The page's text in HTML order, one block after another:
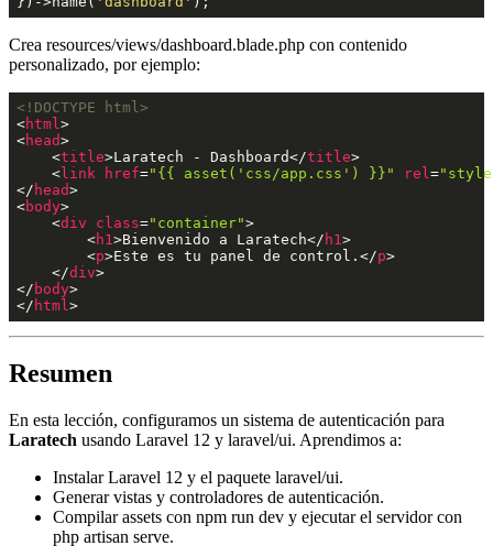
Crea resources/views/dashboard.blade.php con contenido
personalizado, por ejemplo:
<!DOCTYPE html>
<html>
<head>
<title>Laratech - Dashboard</title>
<link href="{{ asset('css/app.css') }}" rel=
</ head>
<body>
<div class="container">
<h1>Bienvenido a Laratech</ h1>
<p>Este es tu panel de control. </p>
</div>
</ body>
</ html>
Resumen
En esta lección, configuramos un sistema de autenticación para
Laratech usando Laravel 12 y laravel/ui. Aprendimos a:
Instalar Laravel 12 y el paquete laravel/ui.
Generar vistas y controladores de autenticación.
Compilar assets con npm run dev y ejecutar el servidor con
php artisan serve.